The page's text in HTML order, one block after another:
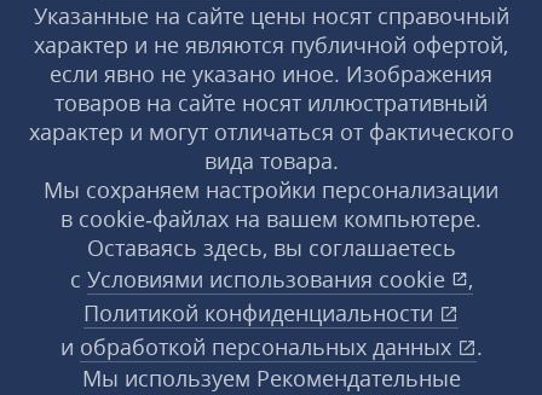
Указанные на сайте цены носят справочный
характер и не являются публичной офертой,
если явно не указано иное. Изображения
товаров на сайте носят иллюстративный
характер и могут отличаться от фактического
вида товара.
Мы сохраняем настройки персонализации
в cookie‑файлах на вашем компьютере.
Оставаясь здесь, вы соглашаетесь
с Условиями использования cookie
,
Политикой конфиденциальности
и обработкой персональных данных
.
Мы используем Рекомендательные